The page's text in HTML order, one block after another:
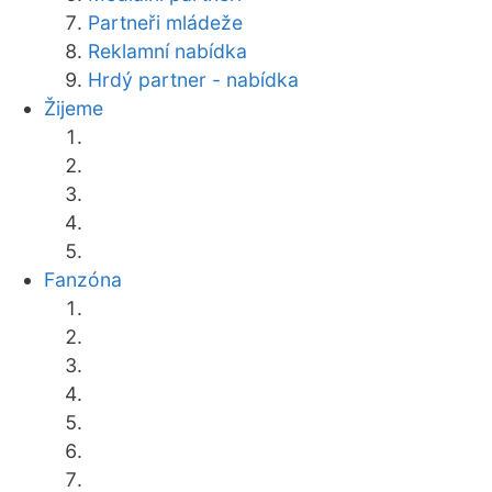
Partneři mládeže
Reklamní nabídka
Hrdý partner - nabídka
Žijeme
Fanzóna